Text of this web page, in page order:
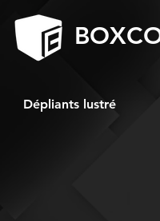
Dépliants lustré